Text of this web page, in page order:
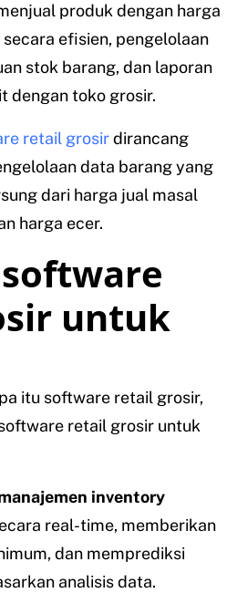
produk dengan harga
efisien, pengelolaan
stok barang, dan laporan
dengan toko grosir.
retail grosirdirancang
data barang yang
dari harga jual masal
harga ecer.
untuk
itu software retail grosir,
retail grosir untuk
inventory
real-time, memberikan
dan memprediksi
analisis data.